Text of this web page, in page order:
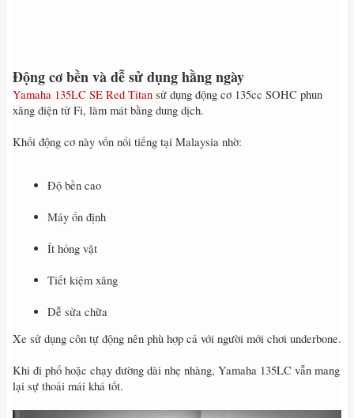
Động cơ bền và dễ sử dụng hằng ngày
Yamaha 135LC SE Red Titan sử dụng động cơ 135cc SOHC phun
xăng điện tử Fi, làm mát bằng dung dịch.
Khối động cơ này vốn nổi tiếng tại Malaysia nhờ:
Độ bền cao
Máy ổn định
Ít hỏng vặt
Tiết kiệm xăng
Dễ sửa chữa
Xe sử dụng côn tự động nên phù hợp cả với người mới chơi underbone.
Khi đi phố hoặc chạy đường dài nhẹ nhàng, Yamaha 135LC vẫn mang
lại sự thoải mái khá tốt.